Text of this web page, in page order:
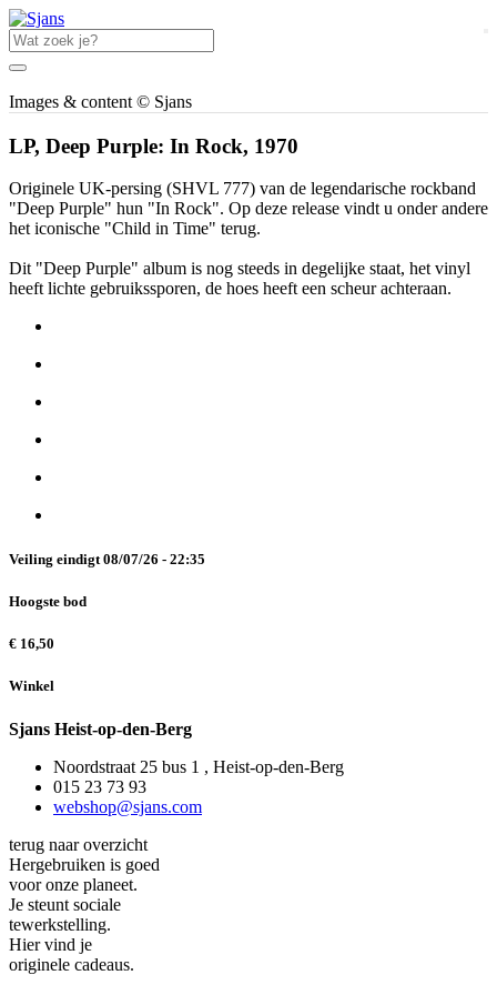
Images & content © Sjans
LP, Deep Purple: In Rock, 1970
Originele UK-persing (SHVL 777) van de legendarische rockband
"Deep Purple" hun "In Rock". Op deze release vindt u onder andere
het iconische "Child in Time" terug.
Dit "Deep Purple" album is nog steeds in degelijke staat, het vinyl
heeft lichte gebruikssporen, de hoes heeft een scheur achteraan.
Veiling eindigt 08/07/26 - 22:35
Hoogste bod
€ 16,50
Winkel
Sjans Heist-op-den-Berg
Noordstraat 25 bus 1 , Heist-op-den-Berg
015 23 73 93
webshop@sjans.com
terug naar overzicht
Hergebruiken is goed
voor onze planeet.
Je steunt sociale
tewerkstelling.
Hier vind je
originele cadeaus.